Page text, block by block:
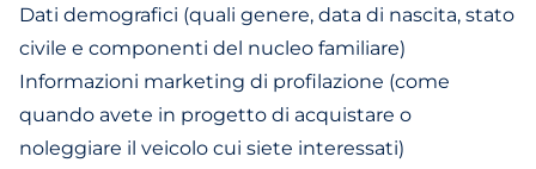
Dati demografici (quali genere, data di nascita, stato
civile e componenti del nucleo familiare)
Informazioni marketing di profilazione (come
quando avete in progetto di acquistare o
noleggiare il veicolo cui siete interessati)